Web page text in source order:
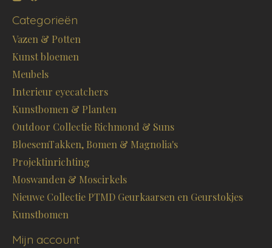
Categorieën
Vazen & Potten
Kunst bloemen
Meubels
Interieur eyecatchers
Kunstbomen & Planten
Outdoor Collectie Richmond & Suns
BloesemTakken, Bomen & Magnolia's
Projektinrichting
Moswanden & Moscirkels
Nieuwe Collectie PTMD Geurkaarsen en Geurstokjes
Kunstbomen
Mijn account